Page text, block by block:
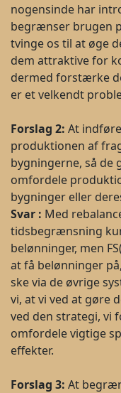
nogensinde har
begrænser brugen
tvinge os til at øge
dem attraktive for
dermed forstærke
er et velkendt
Forslag 2: At
produktionen af
bygningerne, så de
omfordele
bygninger eller
Svar : Med
tidsbegrænsning
belønninger, men
at få belønninger
ske via de øvrige
vi, at vi ved at gøre
ved den strategi, vi
omfordele vigtige
effekter.
Forslag 3: At